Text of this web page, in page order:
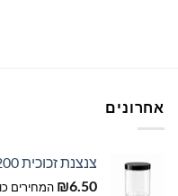
את
האפשרויות
המוצר
אחרונים
צנצנת זכוכית 200 מ״ל שקופה כולל מכסה
₪6.50 המחירים